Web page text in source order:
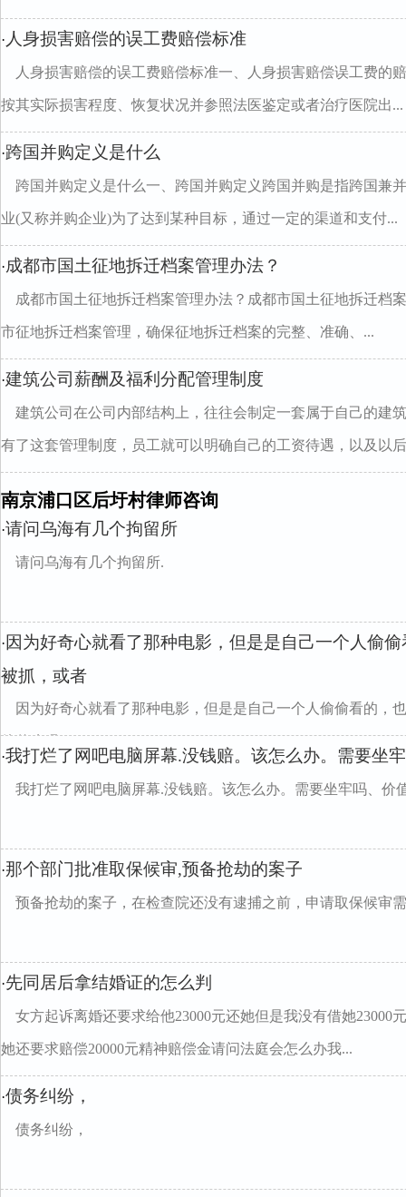
· 人身损害赔偿的误工费赔偿标准
人身损害赔偿的误工费赔偿标准一、人身损害赔偿误工费的
按其实际损害程度、恢复状况并参照法医鉴定或者治疗医院出...
·跨国并购定义是什么
跨国并购定义是什么一、跨国并购定义跨国并购是指跨国兼
业(又称并购企业)为了达到某种目标，通过一定的渠道和支付...
·成都市国土征地拆迁档案管理办法？
成都市国土征地拆迁档案管理办法？成都市国土征地拆迁档
市征地拆迁档案管理，确保征地拆迁档案的完整、准确、...
·建筑公司薪酬及福利分配管理制度
建筑公司在公司内部结构上，往往会制定一套属于自己的建
有了这套管理制度，员工就可以明确自己的工资待遇，以及以
南京浦口区后圩村律师咨询
·请问乌海有几个拘留所
请问乌海有几个拘留所.
· 因为好奇心就看了那种电影，但是是自己一个人偷
被抓，或者
因为好奇心就看了那种电影，但是是自己一个人偷偷看的，
他什么吗?/p>
·我打烂了网吧电脑屏幕.没钱赔。该怎么办。需要坐
我打烂了网吧电脑屏幕.没钱赔。该怎么办。需要坐牢吗、价
·那个部门批准取保候审,预备抢劫的案子
预备抢劫的案子，在检查院还没有逮捕之前，申请取保候审
·先同居后拿结婚证的怎么判
女方起诉离婚还要求给他23000元还她但是我没有借她23000
她还要求赔偿20000元精神赔偿金请问法庭会怎么办我...
·债务纠纷，
债务纠纷，